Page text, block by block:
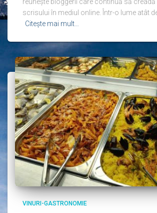
scrisului în mediul online. Într-o lume atât
Citește mai mult…
VINURI-GASTRONOMIE